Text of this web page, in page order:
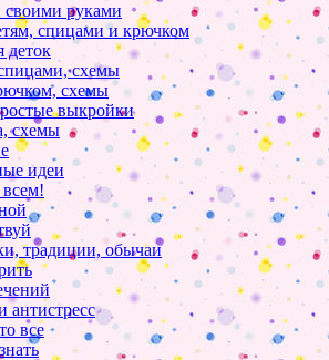
руками
спицами и крючком
деток
схемы
схемы
выкройки
схемы
идеи
традиции, обычаи
антистресс
все